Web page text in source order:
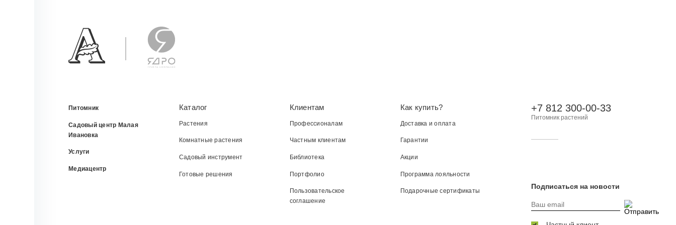
Питомник
Садовый центр Малая
Ивановка
Услуги
Медиацентр
Каталог
Растения
Комнатные растения
Садовый инструмент
Готовые решения
Клиентам
Профессионалам
Частным клиентам
Библиотека
Портфолио
Пользовательское
соглашение
Как купить?
Доставка и оплата
Гарантии
Акции
Программа лояльности
Подарочные сертификаты
+7 812 300-00-33
Питомник растений
Подписаться на новости